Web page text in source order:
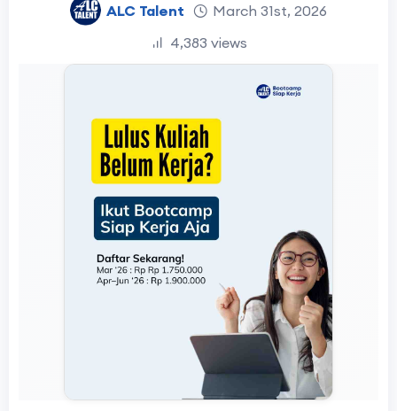
ALC Talent
March 31st, 2026
4,383 views